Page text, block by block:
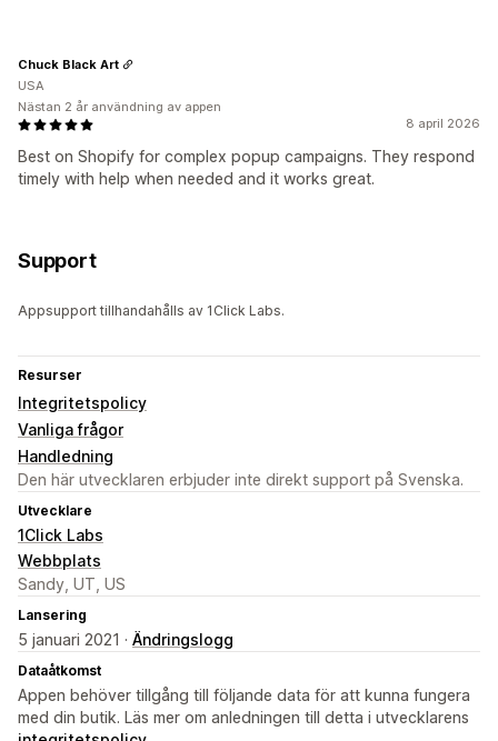
8 april 2026
Best on Shopify for complex popup campaigns. They respond
timely with help when needed and it works great.
Chuck Black Art
USA
Nästan 2 år användning av appen
Support
Appsupport tillhandahålls av 1Click Labs.
Resurser
Integritetspolicy
Vanliga frågor
Handledning
Den här utvecklaren erbjuder inte direkt support på Svenska.
Utvecklare
1Click Labs
Webbplats
Sandy, UT, US
Lansering
5 januari 2021 · Ändringslogg
Dataåtkomst
Appen behöver tillgång till följande data för att kunna fungera
med din butik. Läs mer om anledningen till detta i utvecklarens